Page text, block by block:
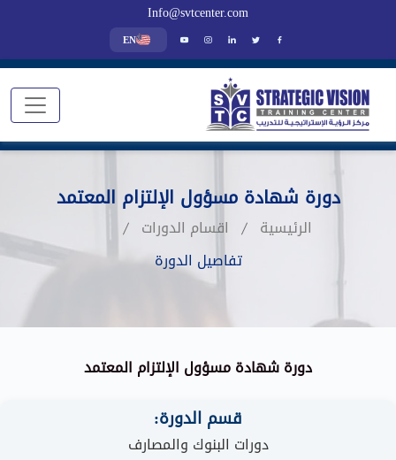
Info@svtcenter.com
EN
دورة شهادة مسؤول الإلتزام المعتمد
الرئيسية
اقسام الدورات
تفاصيل الدورة
دورة شهادة مسؤول الإلتزام المعتمد
قسم الدورة:
دورات البنوك والمصارف